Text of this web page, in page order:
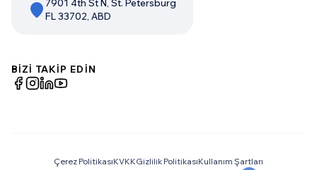
7901 4th St N, St. Petersburg
FL 33702, ABD
BİZİ TAKİP EDİN
Çerez PolitikasıKVKKGizlilik PolitikasıKullanım Şartları